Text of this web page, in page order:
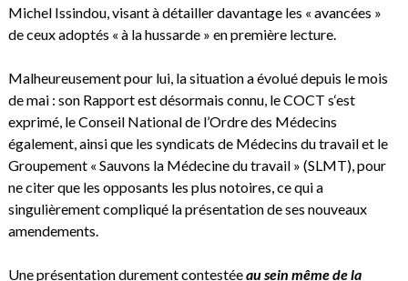
Michel Issindou, visant à détailler davantage les « avancées »
de ceux adoptés « à la hussarde » en première lecture.
Malheureusement pour lui, la situation a évolué depuis le mois
de mai : son Rapport est désormais connu, le COCT s‘est
exprimé, le Conseil National de l’Ordre des Médecins
également, ainsi que les syndicats de Médecins du travail et le
Groupement « Sauvons la Médecine du travail » (SLMT), pour
ne citer que les opposants les plus notoires, ce qui a
singulièrement compliqué la présentation de ses nouveaux
amendements.
Une présentation durement contestéeau sein même de la